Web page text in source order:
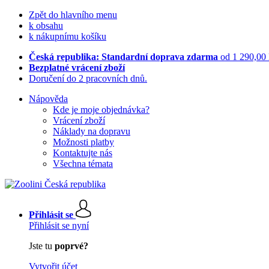
Zpět do hlavního menu
k obsahu
k nákupnímu košíku
Česká republika: Standardní doprava zdarma od 1 290,00
Bezplatné vrácení zboží
Doručení do 2 pracovních dnů.
Nápověda
Kde je moje objednávka?
Vrácení zboží
Náklady na dopravu
Možnosti platby
Kontaktujte nás
Všechna témata
Přihlásit se
Přihlásit se nyní
Jste tu poprvé?
Vytvořit účet